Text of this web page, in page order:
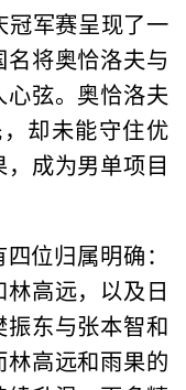
冠军赛呈现了一
将奥恰洛夫与
弦。奥恰洛夫
却未能守住优
成为男单项目
位归属明确：
高远，以及日
东与张本智和
高远和雨果的